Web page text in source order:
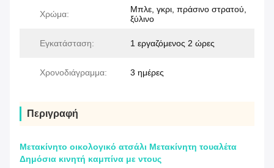
Χρώμα:
Μπλε, γκρι, πράσινο στρατού,
ξύλινο
Εγκατάσταση: 1 εργαζόμενος 2 ώρες
Χρονοδιάγραμμα: 3 ημέρες
Περιγραφή
Μετακίνητο οικολογικό ατσάλι Μετακίνητη τουαλέτα
Δημόσια κινητή καμπίνα με ντους